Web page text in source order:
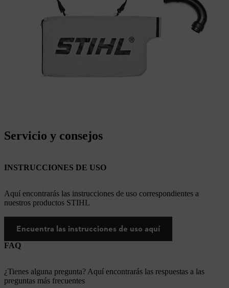
Servicio y consejos
INSTRUCCIONES DE USO
Aquí encontrarás las instrucciones de uso correspondientes a
nuestros productos STIHL
Encuentra las instrucciones de uso aquí
FAQ
¿Tienes alguna pregunta? Aquí encontrarás las respuestas a las
preguntas más frecuentes